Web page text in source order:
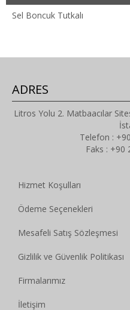
Sel Boncuk Tutkalı
ADRES
Litros Yolu 2. Matbaacılar
Telefon :
Faks : +90
Hizmet Koşulları
Ödeme Seçenekleri
Mesafeli Satış Sözleşmesi
Gizlilik ve Güvenlik Politikası
Firmalarımız
İletişim